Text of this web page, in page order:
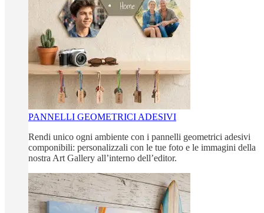
PANNELLI GEOMETRICI ADESIVI
Rendi unico ogni ambiente con i pannelli geometrici adesivi
componibili: personalizzali con le tue foto e le immagini della
nostra Art Gallery all’interno dell’editor.